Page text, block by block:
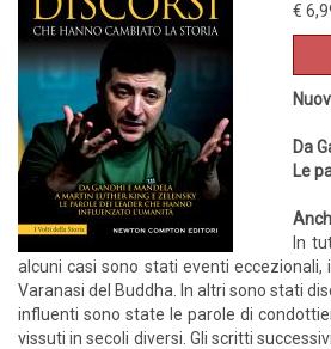
€
Da
Le
In
alcuni casi sono stati eventi
Varanasi del Buddha. In altri sono stati
influenti sono state le parole di
vissuti in secoli diversi. Gli scritti